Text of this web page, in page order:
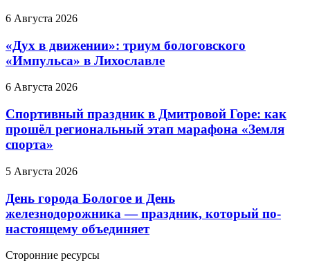
6 Августа 2026
«Дух в движении»: триум бологовского
«Импульса» в Лихославле
6 Августа 2026
Спортивный праздник в Дмитровой Горе: как
прошёл региональный этап марафона «Земля
спорта»
5 Августа 2026
День города Бологое и День
железнодорожника — праздник, который по-
настоящему объединяет
Сторонние ресурсы